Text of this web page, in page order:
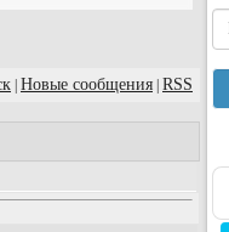
Новые сообщения RSS